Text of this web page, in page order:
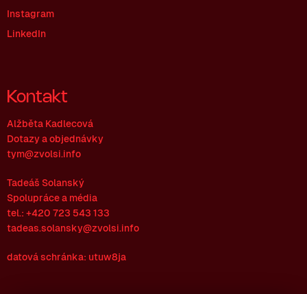
Instagram
LinkedIn
Kontakt
Alžběta Kadlecová
Dotazy a objednávky
tym@zvolsi.info
Tadeáš Solanský
Spolupráce a média
tel.: +420 723 543 133
tadeas.solansky@zvolsi.info
datová schránka: utuw8ja